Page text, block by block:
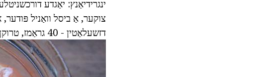
צוקער, אַ ביסל וואַניל
דזשעלאַטין - 40 גראַמז, טרוקן ווייַס ווייַן - אַ גלאז.